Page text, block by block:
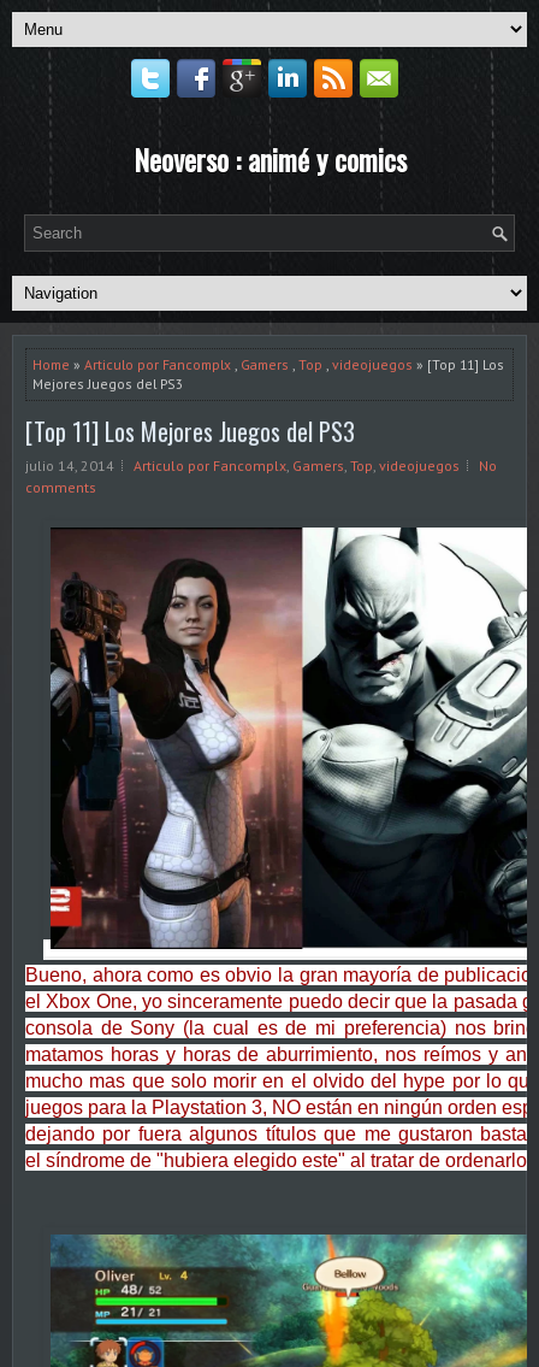
Neoverso : animé y comics
Home » Articulo por Fancomplx , Gamers , Top , videojuegos » [Top 11] Los
Mejores Juegos del PS3
[Top 11] Los Mejores Juegos del PS3
julio 14, 2014 Articulo por Fancomplx, Gamers, Top, videojuegos
No
comments
Bueno, ahora como es obvio la gran mayoría de
el Xbox One, yo sinceramente puedo decir que la pasada
consola de Sony (la cual es de mi preferencia) nos
matamos horas y horas de aburrimiento, nos reímos y
mucho mas que solo morir en el olvido del hype por lo
juegos para la Playstation 3, NO están en ningún orden
dejando por fuera algunos títulos que me gustaron
el síndrome de "hubiera elegido este" al tratar de